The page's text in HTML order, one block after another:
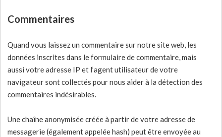
Commentaires
Quand vous laissez un commentaire sur notre site web, les
données inscrites dans le formulaire de commentaire, mais
aussi votre adresse IP et l’agent utilisateur de votre
navigateur sont collectés pour nous aider à la détection des
commentaires indésirables.
Une chaîne anonymisée créée à partir de votre adresse de
messagerie (également appelée hash) peut être envoyée au